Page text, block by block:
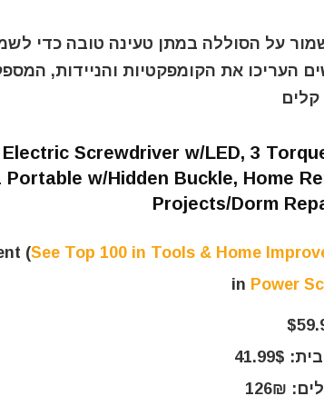
על הסוללה במתן טעינה טובה כדי
את הקומפקטיות והניידות,
קלים
Screwdriver w/LED, 3
w/Hidden Buckle, Home
Projects/Dorm
See Top 100 in Tools & Home
Power